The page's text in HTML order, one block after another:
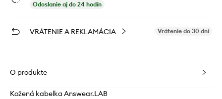
Odoslanie aj do 24 hodín
VRÁTENIE A REKLAMÁCIA Vrátenie do 30 dní
O produkte
Kožená kabelka Answear.LAB